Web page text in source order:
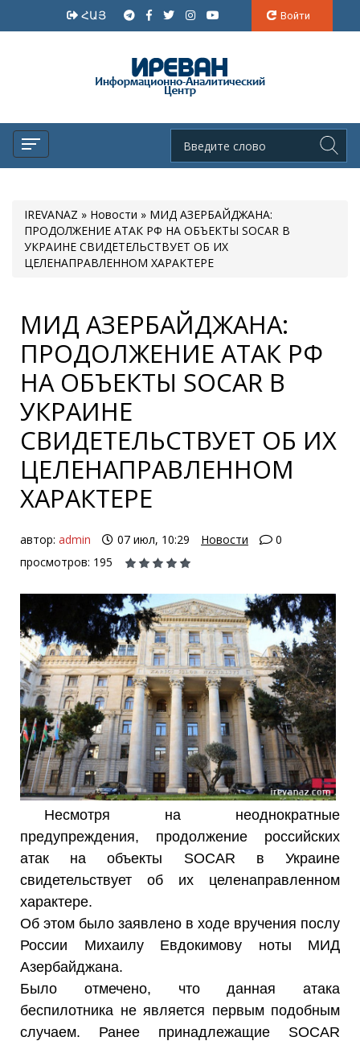
ՀԱՅ Войти
IREVANAZ » Новости » МИД АЗЕРБАЙДЖАНА:
ПРОДОЛЖЕНИЕ АТАК РФ НА ОБЪЕКТЫ SOCAR В
УКРАИНЕ СВИДЕТЕЛЬСТВУЕТ ОБ ИХ
ЦЕЛЕНАПРАВЛЕННОМ ХАРАКТЕРЕ
МИД АЗЕРБАЙДЖАНА:
ПРОДОЛЖЕНИЕ АТАК РФ
НА ОБЪЕКТЫ SOCAR В
УКРАИНЕ
СВИДЕТЕЛЬСТВУЕТ ОБ ИХ
ЦЕЛЕНАПРАВЛЕННОМ
ХАРАКТЕРЕ
автор: admin 07 июл, 10:29 Новости
0
просмотров: 195
Несмотря на неоднократные
предупреждения, продолжение российских
атак на объекты SOCAR в Украине
свидетельствует об их целенаправленном
характере.
Об этом было заявлено в ходе вручения послу
России Михаилу Евдокимову ноты МИД
Азербайджана.
Было отмечено, что данная атака
беспилотника не является первым подобным
случаем. Ранее принадлежащие SOCAR